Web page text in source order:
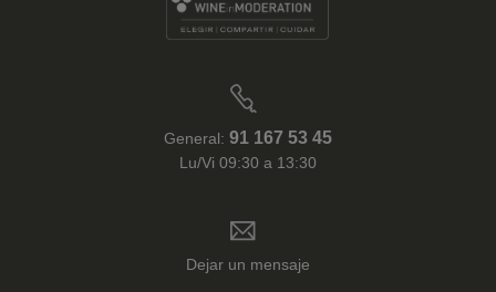
General: 91 167 53 45
Lu/Vi 09:30 a 13:30
Dejar un mensaje